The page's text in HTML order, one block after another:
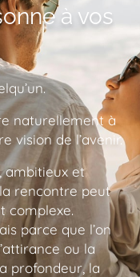
à vos
naturellement à
vision de l’avenir.
ambitieux et
rencontre peut
complexe.
parce que l’on
ou la
profondeur, la